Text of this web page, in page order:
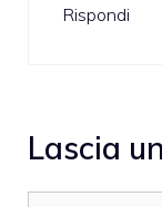
Rispondi
Lascia